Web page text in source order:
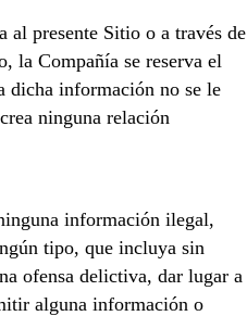
al presente Sitio o a través de
la Compañía se reserva el
dicha información no se le
ninguna relación
información ilegal,
tipo, que incluya sin
ofensa delictiva, dar lugar a
alguna información o